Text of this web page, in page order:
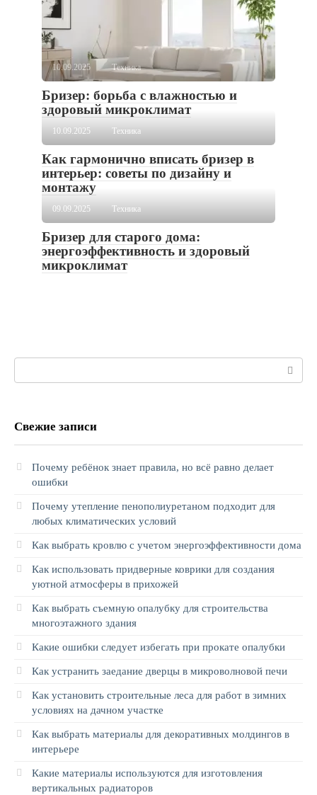
10.09.2025 Техника
Бризер: борьба с влажностью и
здоровый микроклимат
10.09.2025 Техника
Как гармонично вписать бризер в
интерьер: советы по дизайну и
монтажу
09.09.2025 Техника
Бризер для старого дома:
энергоэффективность и здоровый
микроклимат
Свежие записи
Почему ребёнок знает правила, но всё равно делает
ошибки
Почему утепление пенополиуретаном подходит для
любых климатических условий
Как выбрать кровлю с учетом энергоэффективности дома
Как использовать придверные коврики для создания
уютной атмосферы в прихожей
Как выбрать съемную опалубку для строительства
многоэтажного здания
Какие ошибки следует избегать при прокате опалубки
Как устранить заедание дверцы в микроволновой печи
Как установить строительные леса для работ в зимних
условиях на дачном участке
Как выбрать материалы для декоративных молдингов в
интерьере
Какие материалы используются для изготовления
вертикальных радиаторов